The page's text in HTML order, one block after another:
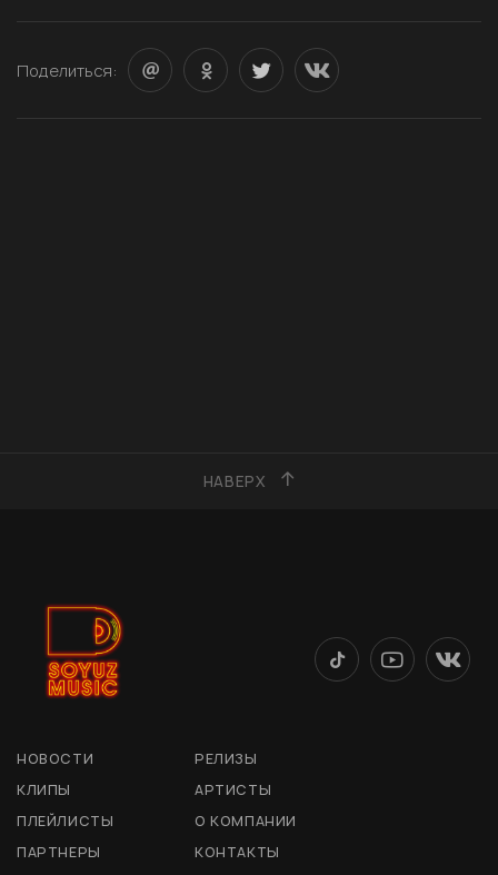
Поделиться:
НАВЕРХ
НОВОСТИ
РЕЛИЗЫ
КЛИПЫ
АРТИСТЫ
ПЛЕЙЛИСТЫ
О КОМПАНИИ
ПАРТНЕРЫ
КОНТАКТЫ